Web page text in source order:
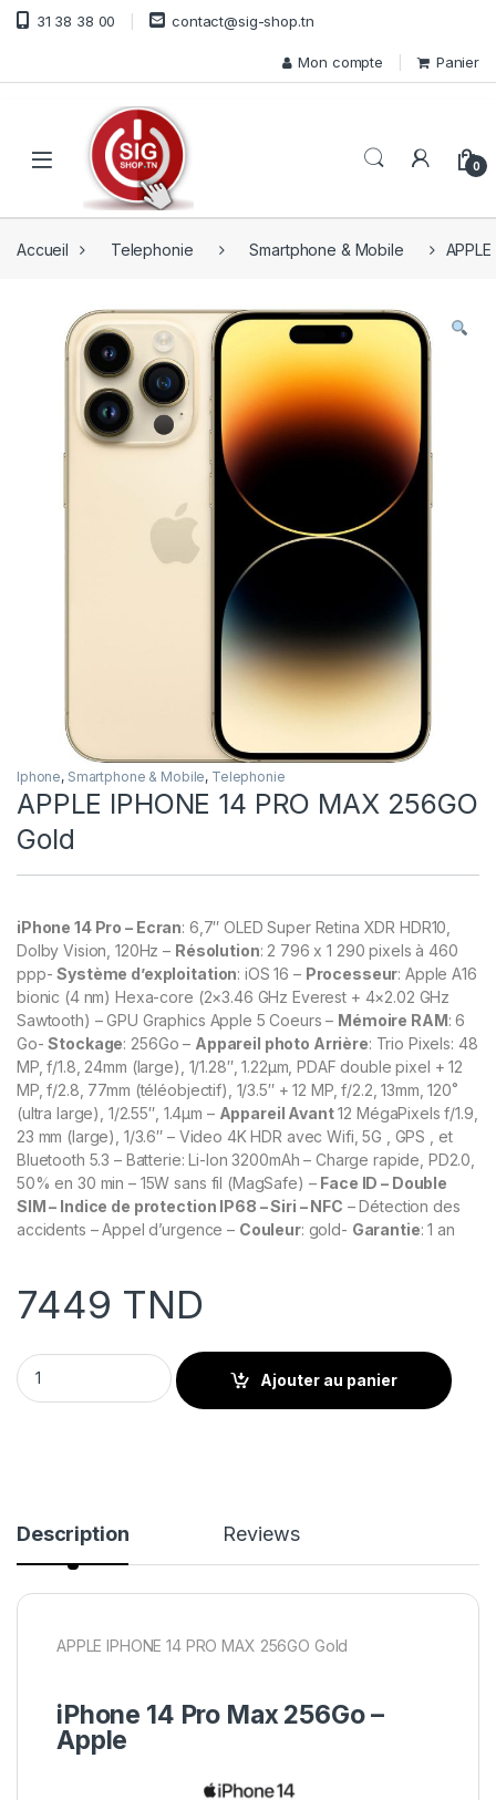
Skip to navigation
Skip to content
31 38 38 00 contact@sig-shop.tn
Mon compte Panier
Open 0
Accueil Telephonie Smartphone & Mobile
Iphone, Smartphone & Mobile, Telephonie
APPLE IPHONE 14 PRO MAX 256GO
Gold
iPhone 14 Pro – Ecran: 6,7″ OLED Super Retina XDR HDR10,
Dolby Vision, 120Hz – Résolution: 2 796 x 1 290 pixels à 460
ppp-Système d’exploitation: iOS 16 – Processeur: Apple A16
bionic (4 nm) Hexa-core (2×3.46 GHz Everest + 4×2.02 GHz
Sawtooth) – GPU Graphics Apple 5 Coeurs – Mémoire RAM: 6
Go-Stockage: 256Go – Appareil photo Arrière: Trio Pixels: 48
MP, f/1.8, 24mm (large), 1/1.28″, 1.22µm, PDAF double pixel + 12
MP, f/2.8, 77mm (téléobjectif), 1/3.5″ + 12 MP, f/2.2, 13mm, 120˚
(ultra large), 1/2.55″, 1.4µm – Appareil Avant12 MégaPixels f/1.9,
23 mm (large), 1/3.6″ – Video 4K HDR avec Wifi, 5G , GPS , et
Bluetooth 5.3 – Batterie: Li-Ion 3200mAh – Charge rapide, PD2.0,
50% en 30 min – 15W sans fil (MagSafe) – Face ID – Double
SIM – Indice de protection IP68 – Siri – NFC – Détection des
accidents – Appel d’urgence – Couleur: gold- Garantie: 1 an
7449 TND
APPLE IPHONE 14 PRO MAX 256GO Gold quantity
Ajouter au panier
Description Reviews
APPLE IPHONE 14 PRO MAX 256GO Gold
iPhone 14 Pro Max 256Go –
Apple